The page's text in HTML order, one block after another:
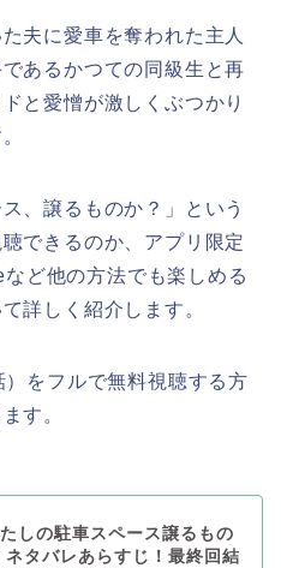
夫に愛車を奪われた主人
あるかつての同級生と再
と愛憎が激しくぶつかり
、譲るものか？」と いう
できるのか、アプリ限定
ど他の方法でも楽しめる
詳しく紹介します。
をフルで無料視聴する方
す。
しの駐車スペース譲るもの
ネタバレあらすじ！最終回結